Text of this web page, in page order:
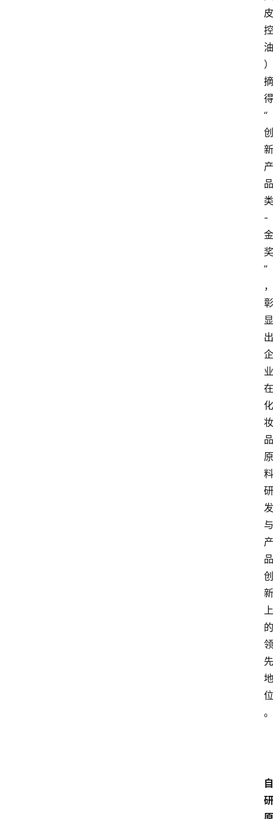
皮
控
油
）
摘
得
“
创
新
产
品
类
-
金
奖
”
，
彰
显
出
企
业
在
化
妆
品
原
料
研
发
与
产
品
创
新
上
的
领
先
地
位
。
自
研